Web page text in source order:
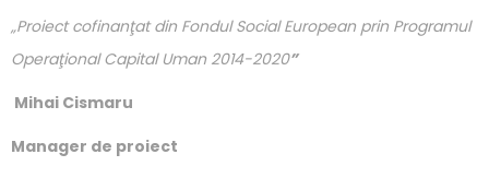
„Proiect cofinanţat din Fondul Social European prin Programul
Operaţional Capital Uman 2014-2020”
Mihai Cismaru
Manager de proiect